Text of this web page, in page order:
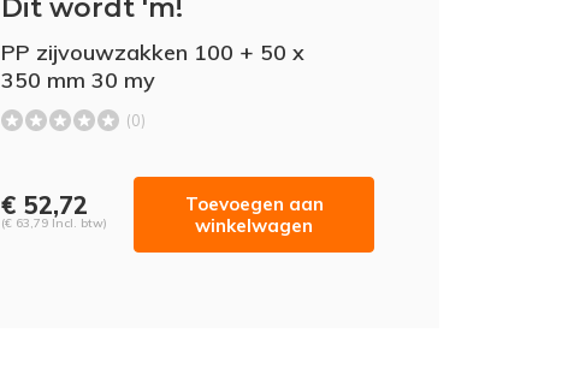
Dit wordt 'm!
PP zijvouwzakken 100 + 50 x
350 mm 30 my
(0)
€ 52,72
(€ 63,79 Incl. btw)
Toevoegen aan
winkelwagen